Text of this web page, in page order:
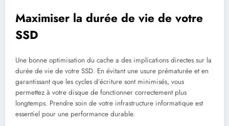
Maximiser la durée de vie de votre
SSD
Une bonne optimisation du cache a des implications directes sur la
durée de vie de votre SSD. En évitant une usure prématurée et en
garantissant que les cycles d’écriture sont minimisés, vous
permettez à votre disque de fonctionner correctement plus
longtemps. Prendre soin de votre infrastructure informatique est
essentiel pour une performance durable.